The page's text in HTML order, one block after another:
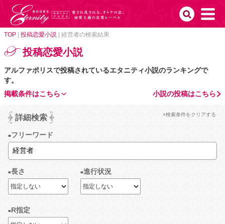
TOP 投稿恋愛小説 経営者の検索結果
投稿恋愛小説
アルファポリスで投稿されているエタニティ小説のランキングで
す。
小説の投稿はこちら
掲載条件はこちら
詳細検索 ×検索条件をクリアする
フリーワード
長さ 進行状況
R指定